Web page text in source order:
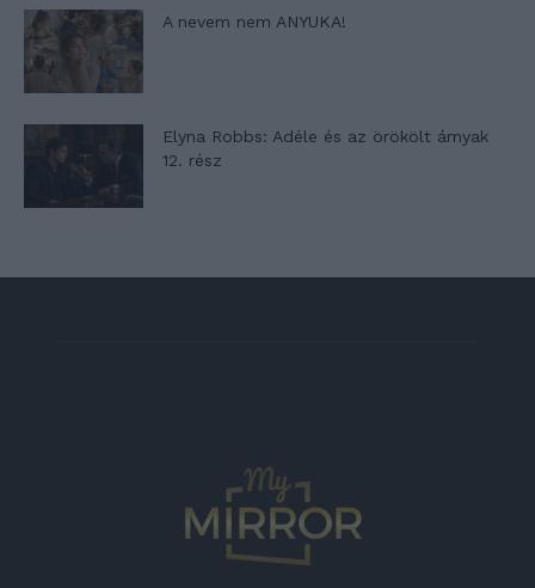
A nevem nem ANYUKA!
Elyna Robbs: Adéle és az örökölt árnyak
12. rész